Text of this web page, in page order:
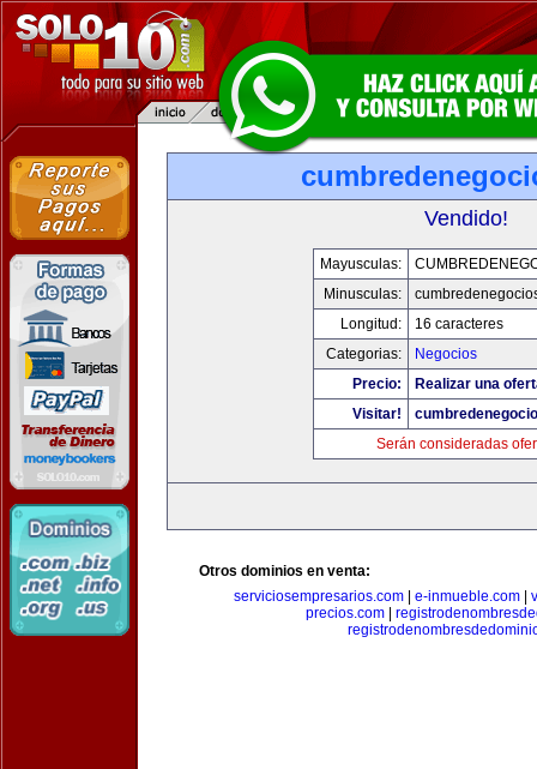
Vendido!
Mayusculas:
Minusculas:
Longitud:
16 caracteres
Categorias:
Negocios
Precio:
Realizar una
Visitar!
Serán consideradas
Otros dominios en venta:
serviciosempresarios.com| e-inmueble.com|
precios.com